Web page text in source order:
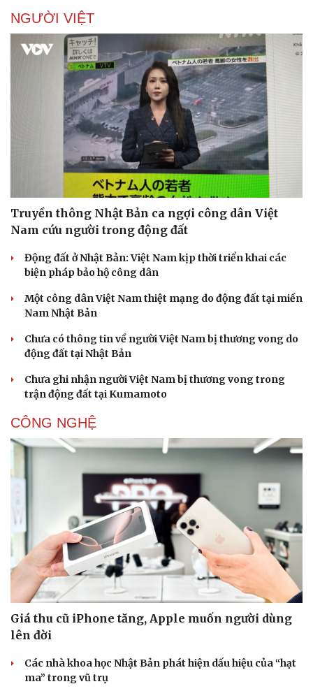
Văn hóa
Sân khấu - Điện ảnh
Văn học
Di sản
Nghệ sĩ
NGƯỜI VIỆT
Truyền thông Nhật Bản ca ngợi công dân Việt
Nam cứu người trong động đất
Động đất ở Nhật Bản: Việt Nam kịp thời triển khai các
biện pháp bảo hộ công dân
Một công dân Việt Nam thiệt mạng do động đất tại miền
Nam Nhật Bản
Chưa có thông tin về người Việt Nam bị thương vong do
động đất tại Nhật Bản
Chưa ghi nhận người Việt Nam bị thương vong trong
trận động đất tại Kumamoto
CÔNG NGHỆ
Giá thu cũ iPhone tăng, Apple muốn người dùng
lên đời
Các nhà khoa học Nhật Bản phát hiện dấu hiệu của “hạt
ma” trong vũ trụ